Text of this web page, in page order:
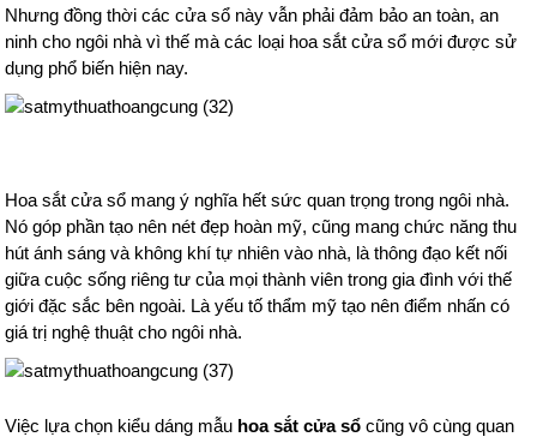
Nhưng đồng thời các cửa sổ này vẫn phải đảm bảo an toàn, an
ninh cho ngôi nhà vì thế mà các loại hoa sắt cửa sổ mới được sử
dụng phổ biến hiện nay.
Hoa sắt cửa sổ mang ý nghĩa hết sức quan trọng trong ngôi nhà.
Nó góp phần tạo nên nét đẹp hoàn mỹ, cũng mang chức năng thu
hút ánh sáng và không khí tự nhiên vào nhà, là thông đạo kết nối
giữa cuộc sống riêng tư của mọi thành viên trong gia đình với thế
giới đặc sắc bên ngoài. Là yếu tố thẩm mỹ tạo nên điểm nhấn có
giá trị nghệ thuật cho ngôi nhà.
Việc lựa chọn kiểu dáng mẫu hoa sắt cửa sổcũng vô cùng quan